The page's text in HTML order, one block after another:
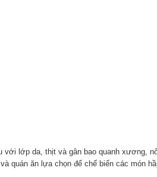
với lớp da, thịt và gân bao quanh xương,
quán ăn lựa chọn để chế biến các món